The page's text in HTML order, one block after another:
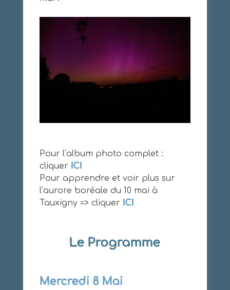
Pour l’album photo complet :
cliquer ICI
Pour apprendre et voir plus sur
l’aurore boréale du 10 mai à
Tauxigny => cliquer ICI
Le Programme
Mercredi 8 Mai